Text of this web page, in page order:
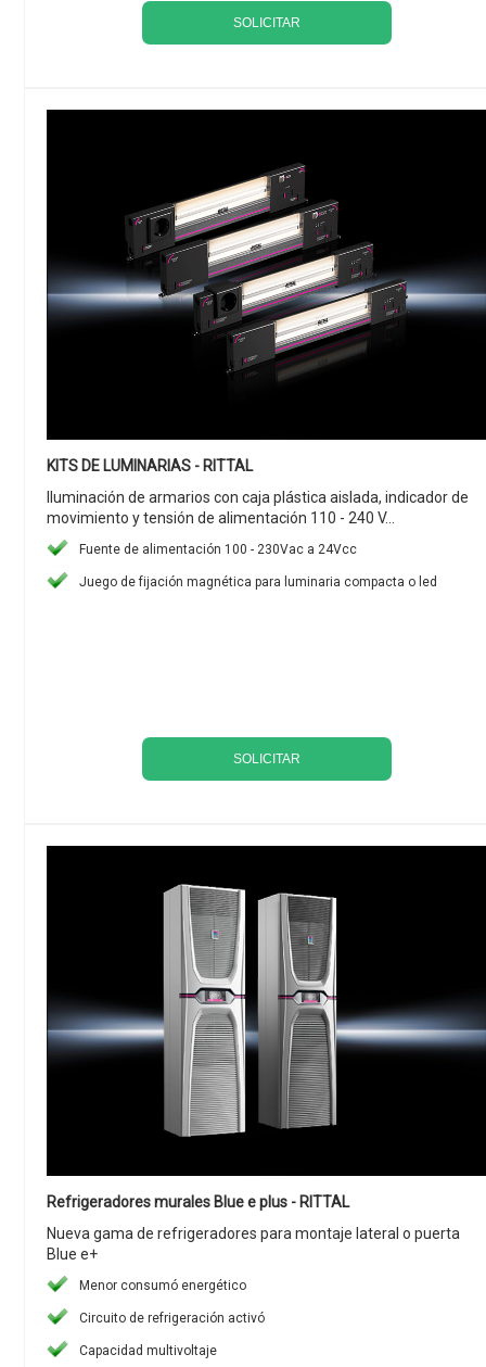
SOLICITAR
KITS DE LUMINARIAS - RITTAL
Iluminación de armarios con caja plástica aislada, indicador de
movimiento y tensión de alimentación 110 - 240 V...
Fuente de alimentación 100 - 230Vac a 24Vcc
Juego de fijación magnética para luminaria compacta o led
SOLICITAR
Refrigeradores murales Blue e plus - RITTAL
Nueva gama de refrigeradores para montaje lateral o puerta
Blue e+
Menor consumó energético
Circuito de refrigeración activó
Capacidad multivoltaje